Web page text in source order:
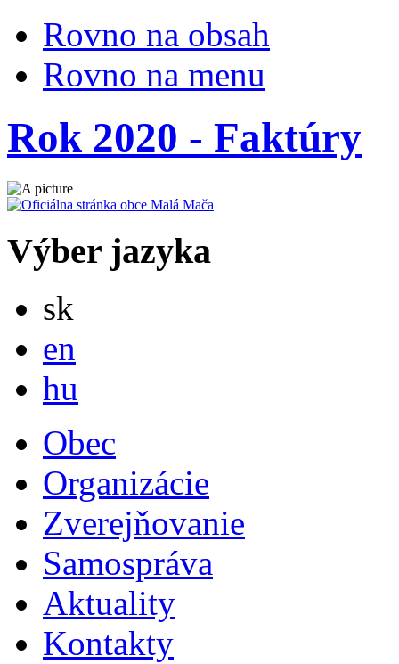
Rovno na obsah
Rovno na menu
Rok 2020 - Faktúry
Výber jazyka
sk
en
hu
Obec
Organizácie
Zverejňovanie
Samospráva
Aktuality
Kontakty